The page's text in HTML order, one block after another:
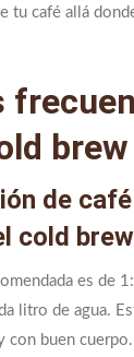
tu café allá
brew
de
cold
es de
litro de agua.
con buen